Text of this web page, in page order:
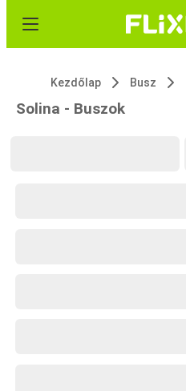
Kezdőlap Busz
Solina - Buszok